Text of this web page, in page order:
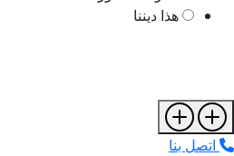
هذا ديننا
اتصل بنا